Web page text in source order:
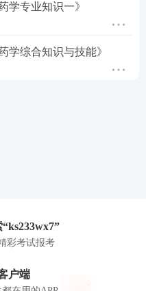
学专业知识一》
学综合知识与技能》
彩考试报考
户端